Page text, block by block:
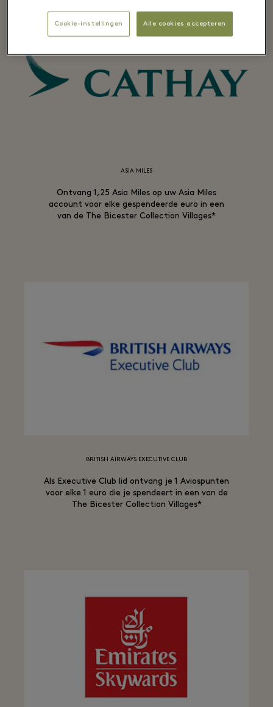
ASIA MILES
Ontvang 1,25 Asia Miles op uw Asia Miles
account voor elke gespendeerde euro in een
van de The Bicester Collection Villages*
BRITISH AIRWAYS EXECUTIVE CLUB
Als Executive Club lid ontvang je 1 Aviospunten
voor elke 1 euro die je spendeert in een van de
The Bicester Collection Villages*
Cookie-instellingen Alle cookies accepteren